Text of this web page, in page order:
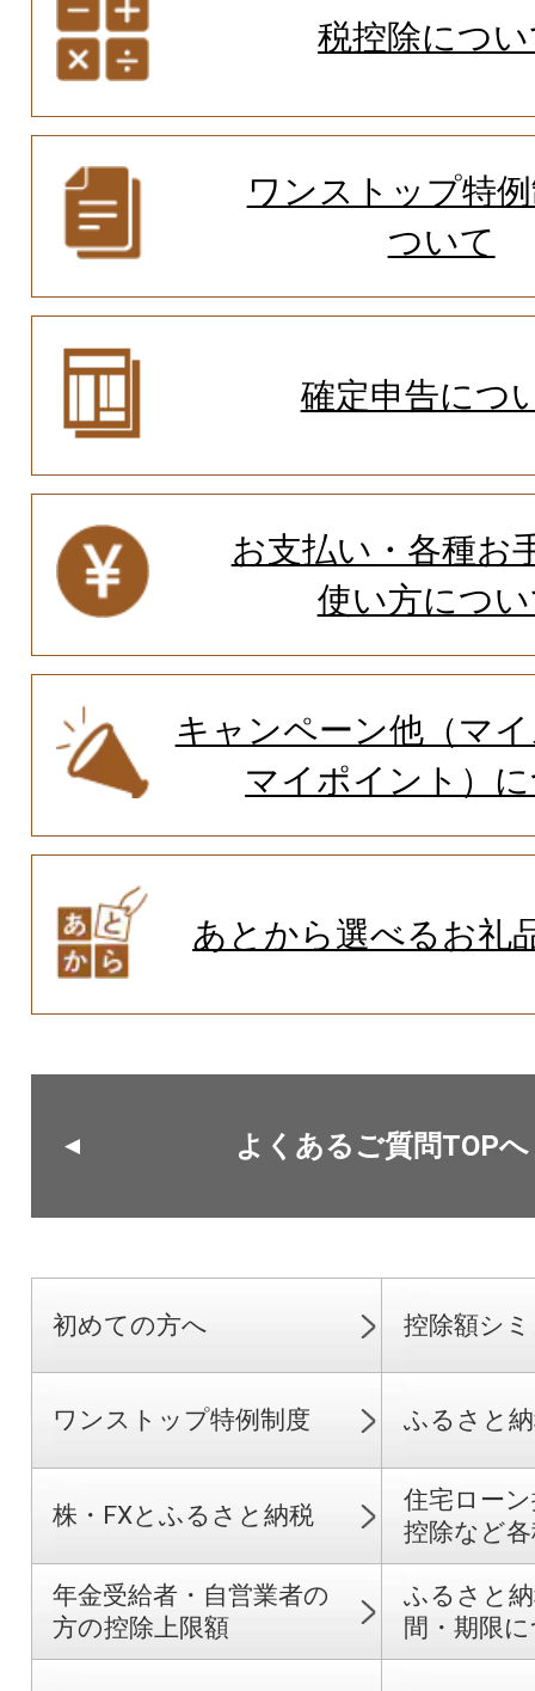
税控除につ
ワンストップ特
ついて
確定申告につ
お支払い・各種お
使い方につ
キャンペーン他（マ
マイポイント）
あとから選べるお礼
よくあるご質問TOPへ
初めての方へ 控除額シ
ワンストップ特例制度 ふるさと
株・FXとふるさと納税
住宅ロー
控除など
年金受給者・自営業者の
方の控除上限額
ふるさと
間・期限